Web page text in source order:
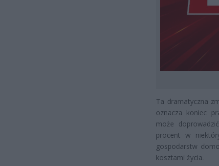
Ta dramatyczna
oznacza koniec
może
procent w
gospodarstw
kosztami życia.